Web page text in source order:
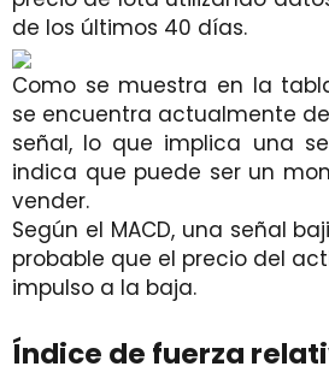
de los últimos 40 días.
Como se muestra en la
se encuentra actualmente
señal, lo que implica una
indica que puede ser un
vender.
Según el MACD, una señal
probable que el precio del
impulso a la baja.
Índice de fuerza